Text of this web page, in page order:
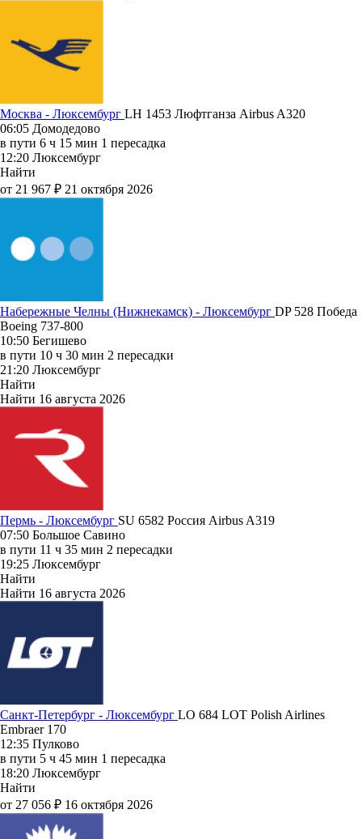
Москва - Люксембург LH 1453 Люфтганза Airbus A320
06:05 Домодедово
в пути 6 ч 15 мин 1 пересадка
12:20 Люксембург
Найти
от 21 967 ₽ 21 октября 2026
Набережные Челны (Нижнекамск) - Люксембург DP 528 Победа
Boeing 737-800
10:50 Бегишево
в пути 10 ч 30 мин 2 пересадки
21:20 Люксембург
Найти
Найти 16 августа 2026
Пермь - Люксембург SU 6582 Россия Airbus A319
07:50 Большое Савино
в пути 11 ч 35 мин 2 пересадки
19:25 Люксембург
Найти
Найти 16 августа 2026
Санкт-Петербург - Люксембург LO 684 LOT Polish Airlines
Embraer 170
12:35 Пулково
в пути 5 ч 45 мин 1 пересадка
18:20 Люксембург
Найти
от 27 056 ₽ 16 октября 2026